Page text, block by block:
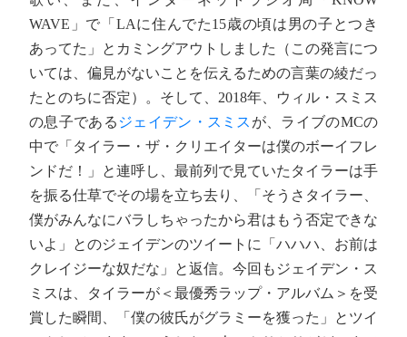
WAVE」で「LAに住んでた15歳の頃は男の子とつき
あってた」とカミングアウトしました（この発言につ
いては、偏見がないことを伝えるための言葉の綾だっ
たとのちに否定）。そして、2018年、ウィル・スミス
の息子である ジェイデン・スミス が、ライブのMCの
中で「タイラー・ザ・クリエイターは僕のボーイフレ
ンドだ！」と連呼し、最前列で見ていたタイラーは手
を振る仕草でその場を立ち去り、「そうさタイラー、
僕がみんなにバラしちゃったから君はもう否定できな
いよ」とのジェイデンのツイートに「ハハハ、お前は
クレイジーな奴だな」と返信。今回もジェイデン・ス
ミスは、タイラーが＜最優秀ラップ・アルバム＞を受
賞した瞬間、「僕の彼氏がグラミーを獲った」とツイ